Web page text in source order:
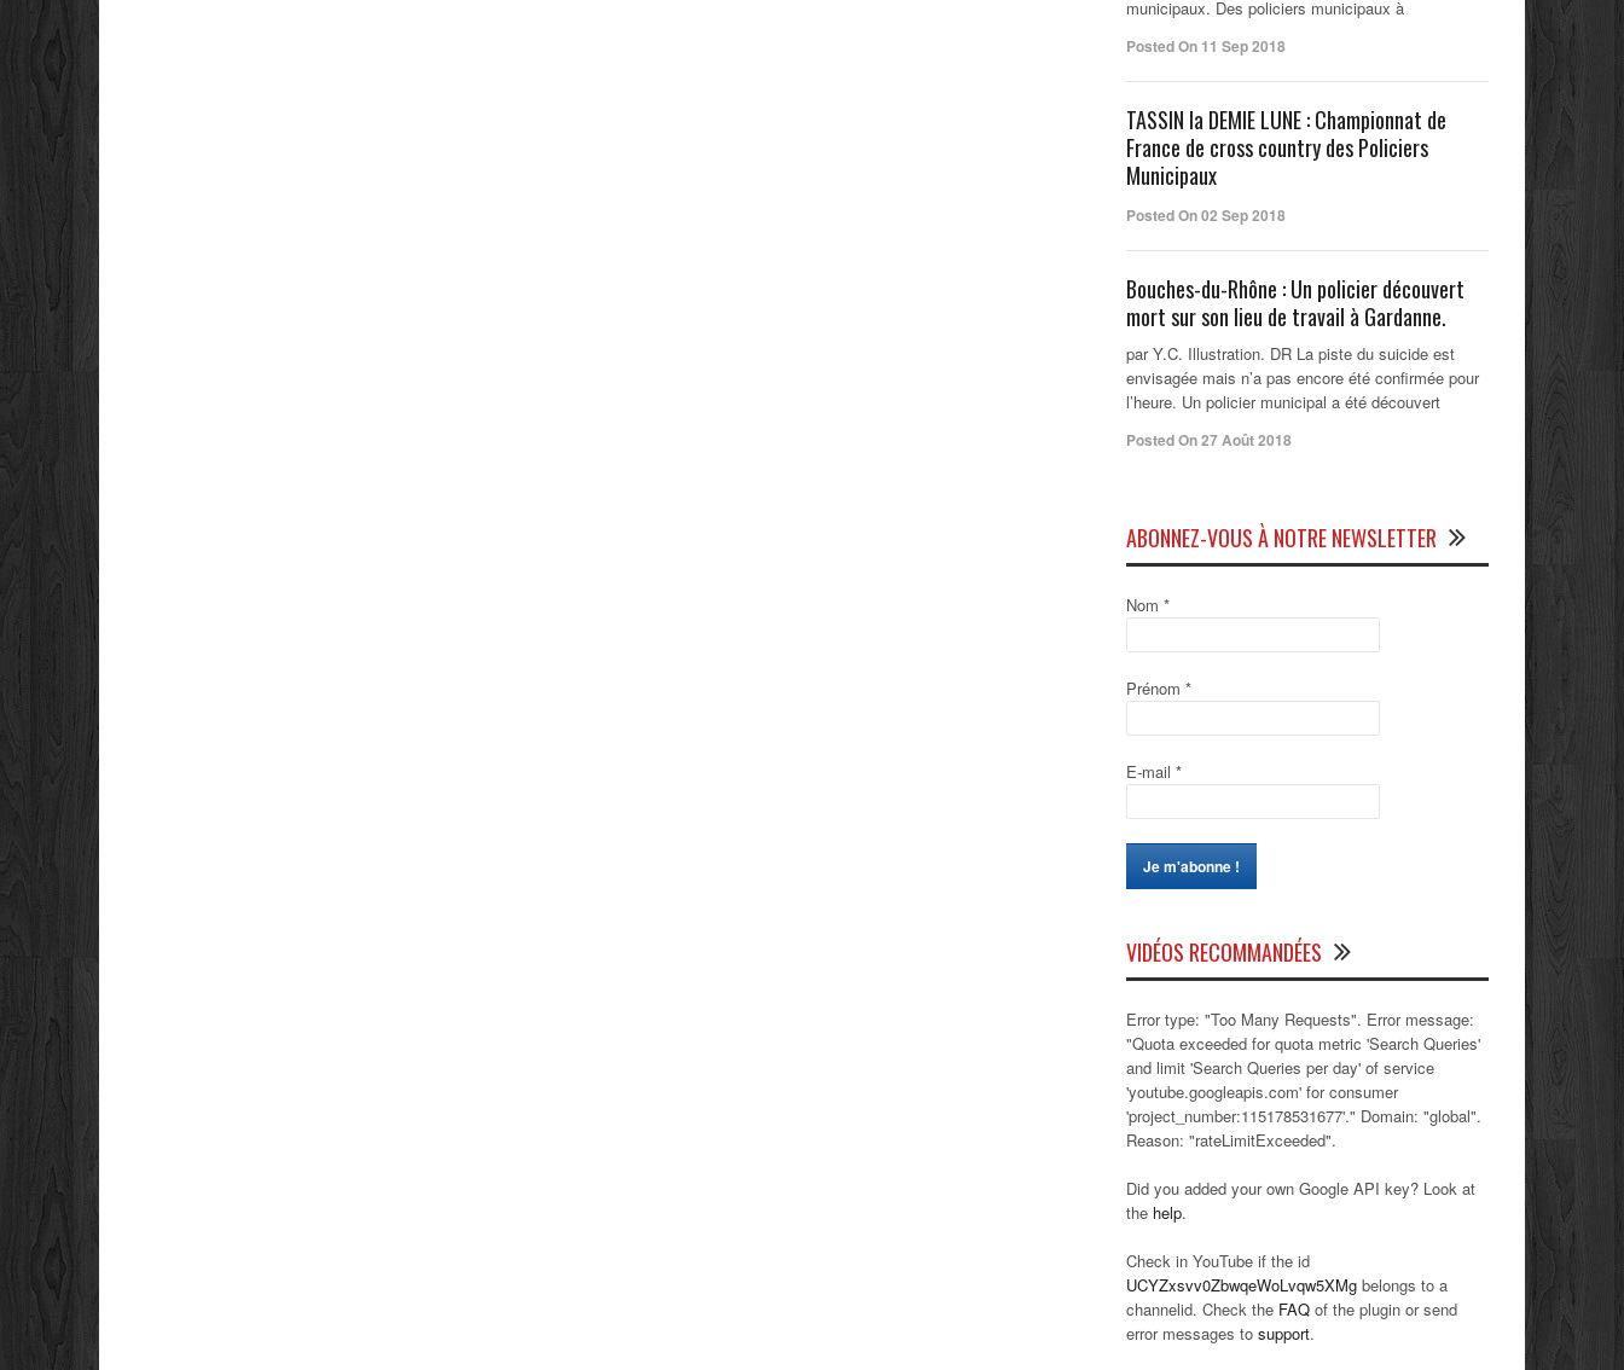
municipaux. Des policiers municipaux à
Posted On 11 Sep 2018
TASSIN la DEMIE LUNE : Championnat de
France de cross country des Policiers
Municipaux
Posted On 02 Sep 2018
Bouches-du-Rhône : Un policier découvert
mort sur son lieu de travail à Gardanne.
par Y.C. Illustration. DR La piste du suicide est
envisagée mais n’a pas encore été confirmée pour
l’heure. Un policier municipal a été découvert
Posted On 27 Août 2018
ABONNEZ-VOUS À NOTRE NEWSLETTER
Nom *
Prénom *
E-mail *
VIDÉOS RECOMMANDÉES
Error type: "Too Many Requests". Error message:
"Quota exceeded for quota metric 'Search Queries'
and limit 'Search Queries per day' of service
'youtube.googleapis.com' for consumer
'project_number:115178531677'." Domain: "global".
Reason: "rateLimitExceeded".
Did you added your own Google API key? Look at
the help.
Check in YouTube if the id
UCYZxsvv0ZbwqeWoLvqw5XMg belongs to a
channelid. Check the FAQ of the plugin or send
error messages to support.